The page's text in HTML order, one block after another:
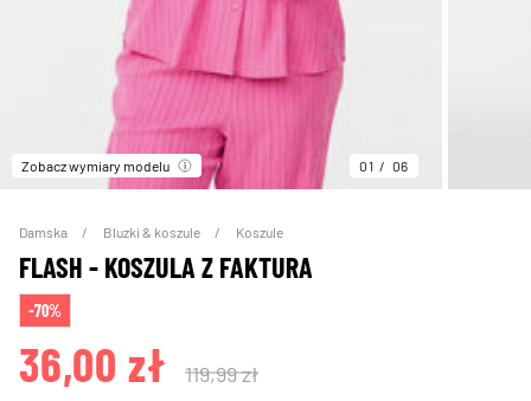
Zobacz wymiary modelu 01 06
Damska Bluzki & koszule Koszule
FLASH - KOSZULA Z FAKTURA
-70%
36,00 zł 119,99 zł